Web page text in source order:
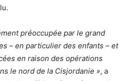
préoccupée par le grand
– en particulier des enfants – et
en raison des opérations
le nord de la Cisjordanie », a